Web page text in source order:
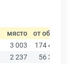
място от общо
3 003
174 403
2 237 56 378